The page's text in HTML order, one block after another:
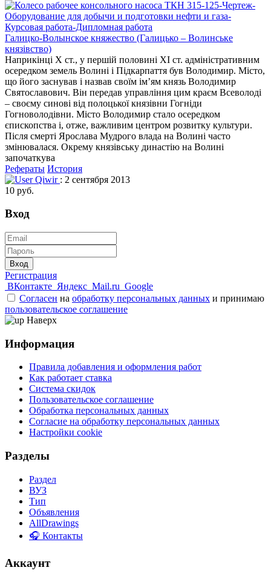
Галицко-Волынское княжество (Галицько – Волинське
князівство)
Наприкінці X ст., у першій половині XI ст. адміністративним
осередком земель Волині і Підкарпаття був Володимир. Місто,
що його заснував і назвав своїм ім’ям князь Володимир
Святославович. Він передав управління цим краєм Всеволоді
– своєму синові від полоцької князівни Гогніди
Гогноволодівни. Місто Володимир стало осередком
єпископства і, отже, важливим центром розвитку культури.
Після смерті Ярослава Мудрого влада на Волині часто
змінювалася. Окрему князівську династію на Волині
започаткува
Рефераты История
Qiwir : 2 сентября 2013
10 руб.
Вход
Вход
Регистрация
ВКонтакте Яндекс Mail.ru Google
Согласен на обработку персональных данных и принимаю
пользовательское соглашение
Наверх
Информация
Правила добавления и оформления работ
Как работает ставка
Система скидок
Пользовательское соглашение
Обработка персональных данных
Согласие на обработку персональных данных
Настройки cookie
Разделы
Раздел
ВУЗ
Тип
Объявления
AllDrawings
🎧 Контакты
Аккаунт